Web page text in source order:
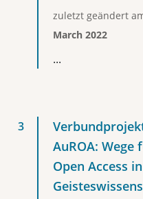
zuletzt geändert
March 2022
...
AuROA: Wege
Open Access